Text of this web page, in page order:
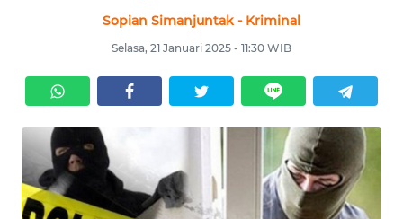
Sopian Simanjuntak - Kriminal
Selasa, 21 Januari 2025 - 11:30 WIB
KRIMINAL
EKUIN
SAINS-TEKNO